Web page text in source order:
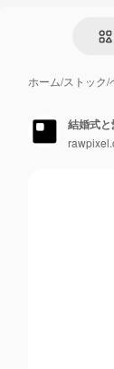
ホーム/ストック/
結婚式